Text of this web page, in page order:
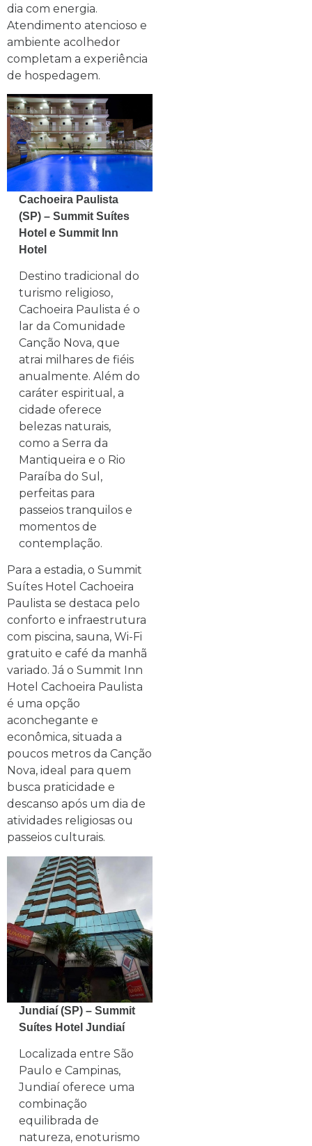
dia com energia.
Atendimento atencioso e
ambiente acolhedor
completam a experiência
de hospedagem.
Cachoeira Paulista
(SP) – Summit Suítes
Hotel e Summit Inn
Hotel
Destino tradicional do
turismo religioso,
Cachoeira Paulista é o
lar da Comunidade
Canção Nova, que
atrai milhares de fiéis
anualmente. Além do
caráter espiritual, a
cidade oferece
belezas naturais,
como a Serra da
Mantiqueira e o Rio
Paraíba do Sul,
perfeitas para
passeios tranquilos e
momentos de
contemplação.
Para a estadia, o Summit
Suítes Hotel Cachoeira
Paulista se destaca pelo
conforto e infraestrutura
com piscina, sauna, Wi-Fi
gratuito e café da manhã
variado. Já o Summit Inn
Hotel Cachoeira Paulista
é uma opção
aconchegante e
econômica, situada a
poucos metros da Canção
Nova, ideal para quem
busca praticidade e
descanso após um dia de
atividades religiosas ou
passeios culturais.
Jundiaí (SP) – Summit
Suítes Hotel Jundiaí
Localizada entre São
Paulo e Campinas,
Jundiaí oferece uma
combinação
equilibrada de
natureza, enoturismo